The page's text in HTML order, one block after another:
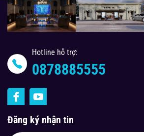
Hotline hỗ trợ:
0878885555
Đăng ký nhận tin